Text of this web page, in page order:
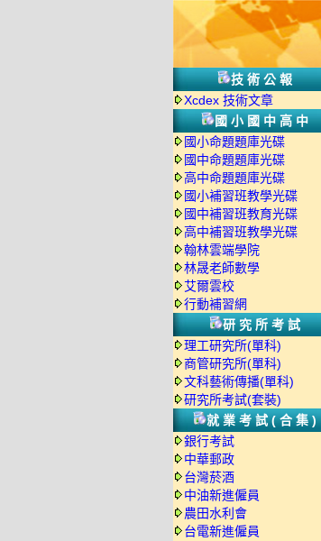
技術公報
Xcdex 技術文章
國小國中高中
國小命題題庫光碟
國中命題題庫光碟
高中命題題庫光碟
國小補習班教學光碟
國中補習班教育光碟
高中補習班教學光碟
翰林雲端學院
林晟老師數學
艾爾雲校
行動補習網
研究所考試
理工研究所(單科)
商管研究所(單科)
文科藝術傳播(單科)
研究所考試(套裝)
就業考試(合集)
銀行考試
中華郵政
台灣菸酒
中油新進僱員
農田水利會
台電新進僱員